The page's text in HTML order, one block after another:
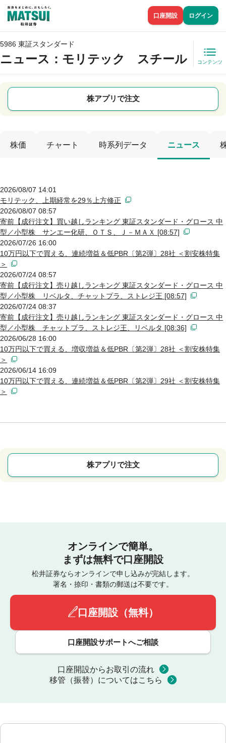
口座開設 ログイン
5986 東証スタンダード
ニュース ：モリテック スチール コンテンツ
株アプリで注文
株価 チャート 時系列データ ニュース
2026/08/07 14:01
モリテック、上期経常を29％上方修正
2026/08/07 08:57
寄前【成行注文】買い越しランキング 東証スタンダード・グロース 中
型／小型株 サンエー化研、ＯＴＳ、Ｊ－ＭＡＸ [08:57]
2026/07/26 16:00
10万円以下で買える、連続増益＆低PBR〔第2弾〕28社 ＜割安株特集
＞
2026/07/24 08:57
寄前【成行注文】売り越しランキング 東証スタンダード・グロース 中
型／小型株 リベルタ、チャットプラ、ストレジ王 [08:57]
2026/07/24 08:37
寄前【成行注文】売り越しランキング 東証スタンダード・グロース 中
型／小型株 チャットプラ、ストレジ王、リベルタ [08:36]
2026/06/28 16:00
10万円以下で買える、増収増益＆低PBR〔第2弾〕28社 ＜割安株特集
＞
2026/06/14 16:09
10万円以下で買える、連続増益＆低PBR〔第2弾〕29社 ＜割安株特集
＞
株アプリで注文
オンラインで簡単。
まずは無料で口座開設
松井証券ならオンラインで申し込みが完結します。
署名・捺印・書類の郵送は不要です。
口座開設（無料）
口座開設サポートへご相談
口座開設からお取引の流れ
移管（振替）についてはこちら